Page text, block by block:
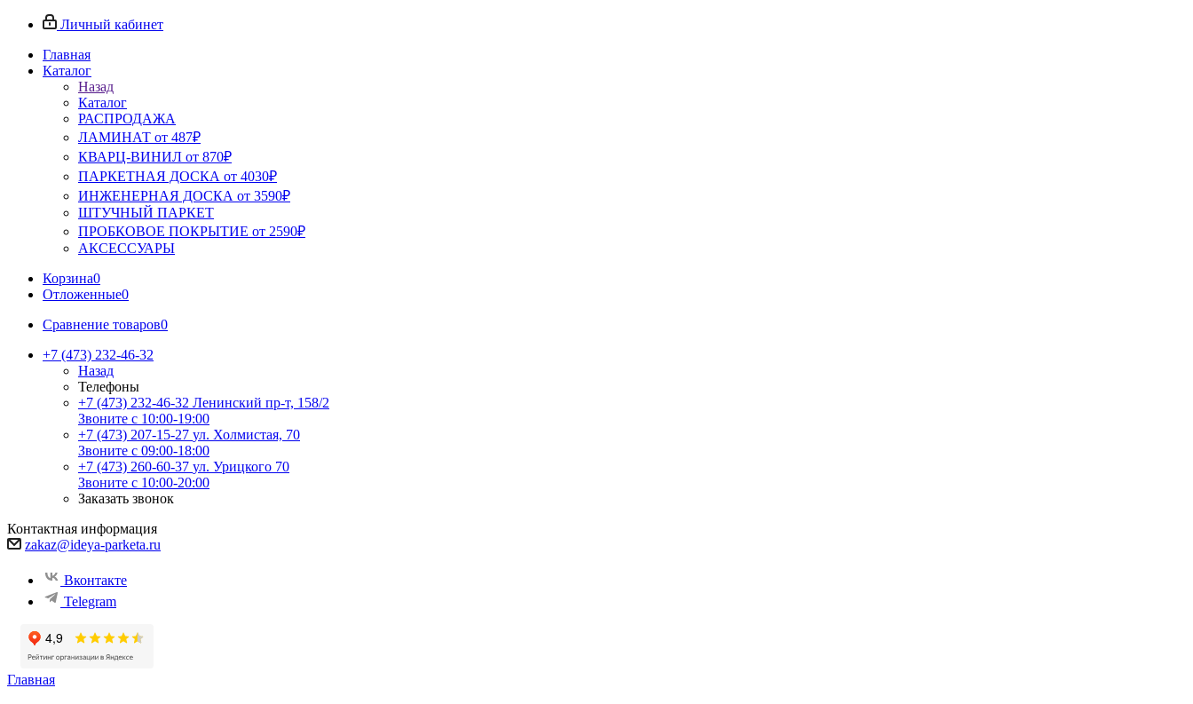
Личный кабинет
Главная
Каталог
Назад
Каталог
РАСПРОДАЖА
ЛАМИНАТ от 487₽
КВАРЦ-ВИНИЛ от 870₽
ПАРКЕТНАЯ ДОСКА от 4030₽
ИНЖЕНЕРНАЯ ДОСКА от 3590₽
ШТУЧНЫЙ ПАРКЕТ
ПРОБКОВОЕ ПОКРЫТИЕ от 2590₽
АКСЕССУАРЫ
Корзина0
Отложенные0
Сравнение товаров0
+7 (473) 232-46-32
Назад
Телефоны
+7 (473) 232-46-32 Ленинский пр-т, 158/2
Звоните с 10:00-19:00
+7 (473) 207-15-27 ул. Холмистая, 70
Звоните с 09:00-18:00
+7 (473) 260-60-37 ул. Урицкого 70
Звоните с 10:00-20:00
Заказать звонок
Контактная информация
zakaz@ideya-parketa.ru
Вконтакте
Telegram
Главная